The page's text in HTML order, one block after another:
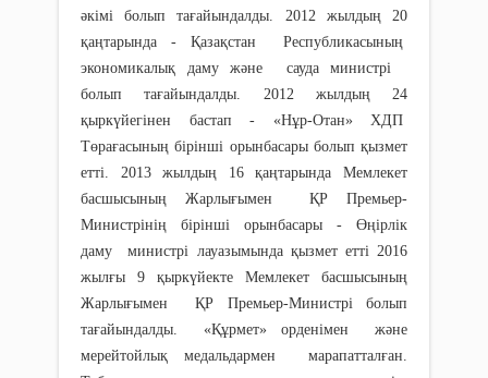
әкімі болып тағайындалды. 2012 жылдың 20
қаңтарында - Қазақстан Республикасының
экономикалық даму және сауда министрі
болып тағайындалды. 2012 жылдың 24
қыркүйегінен бастап - «Нұр-Отан» ХДП
Төрағасының бірінші орынбасары болып қызмет
етті. 2013 жылдың 16 қаңтарында Мемлекет
басшысының Жарлығымен ҚР Премьер-
Министрінің бірінші орынбасары - Өңірлік
даму министрі лауазымында қызмет етті 2016
жылғы 9 қыркүйекте Мемлекет басшысының
Жарлығымен ҚР Премьер-Министрі болып
тағайындалды. «Құрмет» орденімен және
мерейтойлық медальдармен марапатталған.